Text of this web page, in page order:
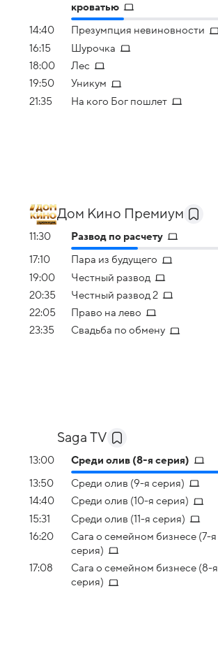
кроватью
14:40
Презумпция невиновности
16:15
Шурочка
18:00
Лес
19:50
Уникум
21:35
На кого Бог пошлет
Дом Кино Премиум
11:30 Развод по расчету
17:10
Пара из будущего
19:00
Честный развод
20:35
Честный развод 2
22:05
Право на лево
23:35
Свадьба по обмену
Saga TV
13:00 Среди олив (8-я серия)
13:50
Среди олив (9-я серия)
14:40
Среди олив (10-я серия)
15:31
Среди олив (11-я серия)
16:20
Сага о семейном бизнесе (7-я
серия)
17:08
Сага о семейном бизнесе (8-я
серия)